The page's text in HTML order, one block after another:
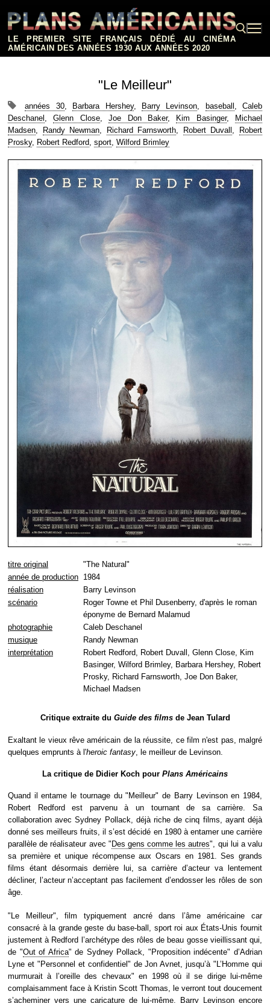
contenu
LE PREMIER SITE FRANÇAIS DÉDIÉ AU CINÉMA
AMÉRICAIN DES ANNÉES 1930 AUX ANNÉES 2020
"Le Meilleur"
années 30, Barbara Hershey, Barry Levinson, baseball , Caleb
Deschanel ,Glenn Close,Joe Don Baker, Kim Basinger,
Michael
Madsen, Randy Newman, Richard Farnsworth, Robert Duvall ,
Robert
Prosky, Robert Redford, sport, Wilford Brimley
titre original
"The Natural"
année de production 1984
réalisation
Barry Levinson
scénario
Roger Towne et Phil Dusenberry, d'après le roman
éponyme de Bernard Malamud
photographie
Caleb Deschanel
musique
Randy Newman
interprétation
Robert Redford, Robert Duvall, Glenn Close, Kim
Basinger, Wilford Brimley, Barbara Hershey, Robert
Prosky, Richard Farnsworth, Joe Don Baker,
Michael Madsen
Critique extraite du Guide des filmsde Jean Tulard
Exaltant le vieux rêve américain de la réussite, ce film n'est pas, malgré
quelques emprunts à l'heroic fantasy , le meilleur de Levinson.
La critique de Didier Koch pour Plans Américains
Quand il entame le tournage du "Meilleur" de Barry Levinson en 1984,
Robert Redford est parvenu à un tournant de sa carrière. Sa
collaboration avec Sydney Pollack, déjà riche de cinq films, ayant déjà
donné ses meilleurs fruits, il s’est décidé en 1980 à entamer une carrière
parallèle de réalisateur avec " Des gens comme les autres", qui lui a valu
sa première et unique récompense aux Oscars en 1981. Ses grands
films étant désormais derrière lui, sa carrière d’acteur va lentement
décliner, l’acteur n’acceptant pas facilement d’endosser les rôles de son
âge.
"Le Meilleur", film typiquement ancré dans l’âme américaine car
consacré à la grande geste du base-ball, sport roi aux États-Unis fournit
justement à Redford l’archétype des rôles de beau gosse vieillissant qui,
de "Out of Africa" de Sydney Pollack, "Proposition indécente" d’Adrian
Lyne et "Personnel et confidentiel" de Jon Avnet, jusqu’à "L’Homme qui
murmurait à l’oreille des chevaux" en 1998 où il se dirige lui-même
complaisamment face à Kristin Scott Thomas, le verront tout doucement
s’acheminer vers une caricature de lui-même. Barry Levinson encore